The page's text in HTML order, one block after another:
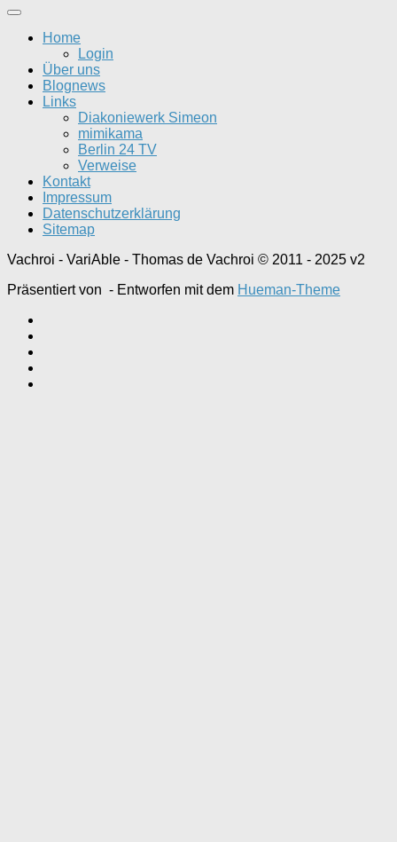
Home
Login
Über uns
Blognews
Links
Diakoniewerk Simeon
mimikama
Berlin 24 TV
Verweise
Kontakt
Impressum
Datenschutzerklärung
Sitemap
Vachroi - VariAble - Thomas de Vachroi © 2011 - 2025 v2
Präsentiert von - Entworfen mit dem Hueman-Theme